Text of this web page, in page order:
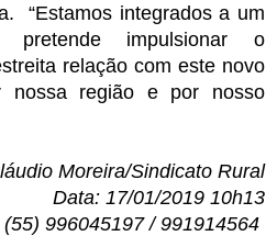
“Estamos integrados a um
impulsionar o
relação com este novo
nossa região e por nosso
Moreira/Sindicato Rural
Data: 17/01/2019 10h13
996045197 / 991914564